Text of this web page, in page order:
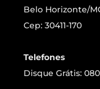
Belo Horizonte/
Cep: 30411-170
Telefones
Disque Grátis: